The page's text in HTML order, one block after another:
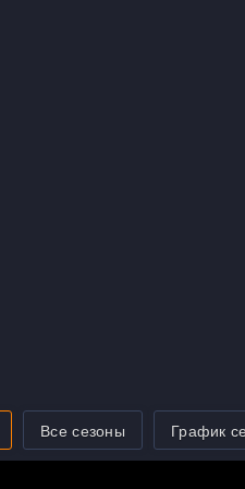
Все сезоны График